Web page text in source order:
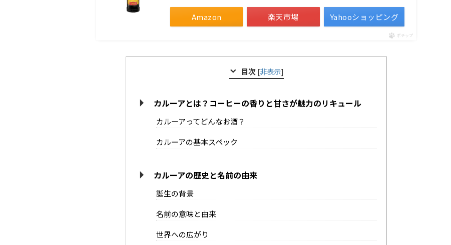
Amazon 楽天市場 Yahooショッピング
ポチップ
目次 [非表示]
カルーアとは？コーヒーの香りと甘さが魅力のリキュール
カルーアってどんなお酒？
カルーアの基本スペック
カルーアの歴史と名前の由来
誕生の背景
名前の意味と由来
世界への広がり